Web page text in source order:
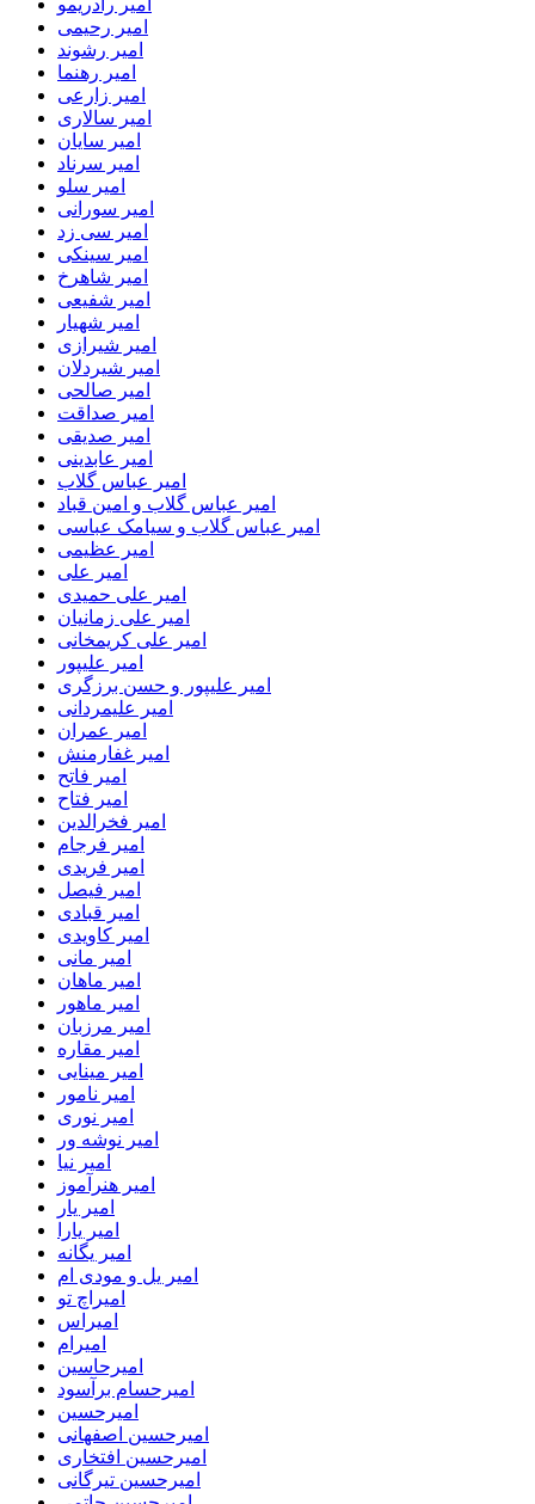
امیر رحیمی
امیر رشوند
امیر رهنما
امیر زارعی
امیر سالاری
امیر سایان
امیر سرناد
امیر سلو
امیر سورانی
امیر سی زد
امیر سینکی
امیر شاهرخ
امیر شفیعی
امیر شهیار
امیر شیرازی
امیر شیردلان
امیر صالحی
امیر صداقت
امیر صدیقی
امیر عابدینی
امیر عباس گلاب
امیر عباس گلاب و امین قباد
امیر عباس گلاب و سیامک عباسی
امیر عظیمی
امیر علی
امیر علی حمیدی
امیر علی زمانیان
امیر علی کریمخانی
امیر علیپور
امیر علیپور و حسن برزگری
امیر علیمردانی
امیر عمران
امیر غفارمنش
امیر فاتح
امیر فتاح
امیر فخرالدین
امیر فرجام
امیر فریدی
امیر فیصل
امیر قبادی
امیر کاویدی
امیر مانی
امیر ماهان
امیر ماهور
امیر مرزبان
امیر مقاره
امیر مینایی
امیر نامور
امیر نوری
امیر نوشه ور
امیر نیا
امیر هنرآموز
امیر یار
امیر یارا
امیر یگانه
امیر یل و مودی ام
امیراچ تو
امیراس
امیرام
امیرحاسین
امیرحسام برآسود
امیرحسین
امیرحسین اصفهانی
امیرحسین افتخاری
امیرحسین تیرگانی